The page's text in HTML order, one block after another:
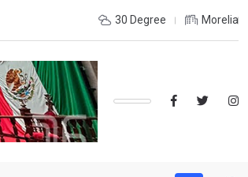
Conoce las rutas30 Degree Morelia